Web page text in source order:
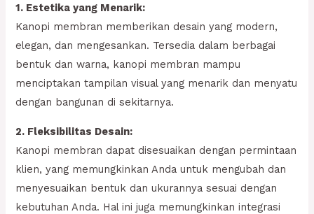
1. Estetika yang Menarik:
Kanopi membran memberikan desain yang modern,
elegan, dan mengesankan. Tersedia dalam berbagai
bentuk dan warna, kanopi membran mampu
menciptakan tampilan visual yang menarik dan menyatu
dengan bangunan di sekitarnya.
2. Fleksibilitas Desain:
Kanopi membran dapat disesuaikan dengan permintaan
klien, yang memungkinkan Anda untuk mengubah dan
menyesuaikan bentuk dan ukurannya sesuai dengan
kebutuhan Anda. Hal ini juga memungkinkan integrasi